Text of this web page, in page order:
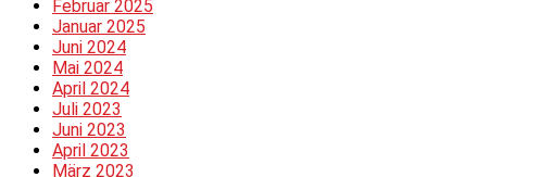
Februar 2025
Januar 2025
Juni 2024
Mai 2024
April 2024
Juli 2023
Juni 2023
April 2023
März 2023